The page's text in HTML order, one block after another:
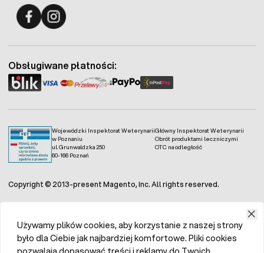
Wojewódzki Inspektorat Weterynarii
w Poznaniu
ul. Grunwaldzka 250
60-166 Poznań
Główny Inspektorat Weterynarii
Obrót produktami leczniczymi
OTC na odległość
Obsługiwane płatności:
Copyright © 2013-present Magento, Inc. All rights reserved.
Używamy plików cookies, aby korzystanie z naszej strony
było dla Ciebie jak najbardziej komfortowe. Pliki cookies